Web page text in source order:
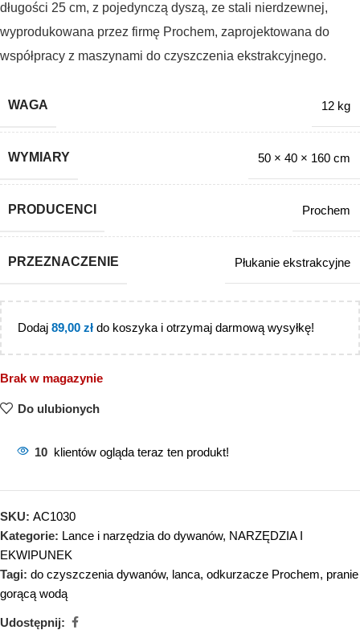
długości 25 cm, z pojedynczą dyszą, ze stali nierdzewnej,
wyprodukowana przez firmę Prochem, zaprojektowana do
współpracy z maszynami do czyszczenia ekstrakcyjnego.
WAGA 12 kg
WYMIARY 50 × 40 × 160 cm
PRODUCENCI Prochem
PRZEZNACZENIE Płukanie ekstrakcyjne
Dodaj 89,00 zł do koszyka i otrzymaj darmową wysyłkę!
Brak w magazynie
Do ulubionych
10 klientów ogląda teraz ten produkt!
SKU: AC1030
Kategorie: Lance i narzędzia do dywanów, NARZĘDZIA I
EKWIPUNEK
Tagi: do czyszczenia dywanów, lanca, odkurzacze Prochem, pranie
gorącą wodą
Udostępnij: